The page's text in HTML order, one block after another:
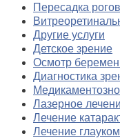
Пересадка
Другие услуги
Детское зрение
Осмотр
Диагностика
Лазерное
Лечение
Лечение